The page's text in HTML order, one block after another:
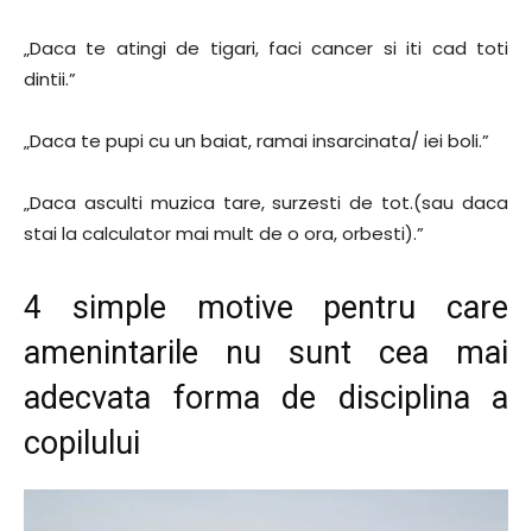
„Daca te atingi de tigari, faci cancer si iti cad toti
dintii.”
„Daca te pupi cu un baiat, ramai insarcinata/ iei boli.”
„Daca asculti muzica tare, surzesti de tot.(sau daca
stai la calculator mai mult de o ora, orbesti).”
4 simple motive pentru care
amenintarile nu sunt cea mai
adecvata forma de disciplina a
copilului